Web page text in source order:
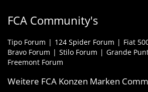
FCA Community's
Tipo Forum 124 Spider Forum
Fiat
Bravo Forum
Stilo Forum
Grande
Freemont Forum
Weitere FCA Konzen Marken